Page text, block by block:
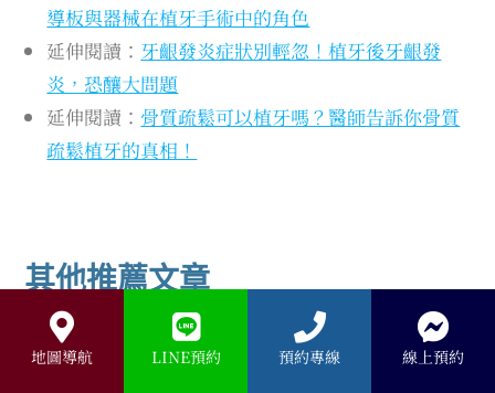
導板與器械在植牙手術中的角色
延伸閱讀： 牙齦發炎症狀別輕忽！植牙後牙齦發
炎，恐釀大問題
延伸閱讀：骨質疏鬆可以植牙嗎？醫師告訴你骨質
疏鬆植牙的真相！
其他推薦文章
地圖導航 LINE預約 預約專線 線上預約